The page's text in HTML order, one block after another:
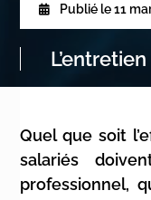
Publié le 11
Quel que soit
salariés
professionnel,